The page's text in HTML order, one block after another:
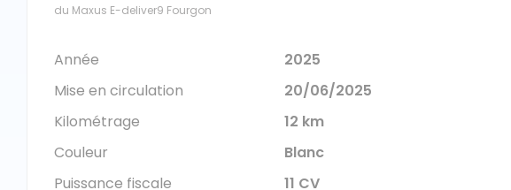
du Maxus E-deliver9 Fourgon
Année
2025
Mise en circulation
20/06/2025
Kilométrage
12 km
Couleur
Blanc
Puissance fiscale
11 CV